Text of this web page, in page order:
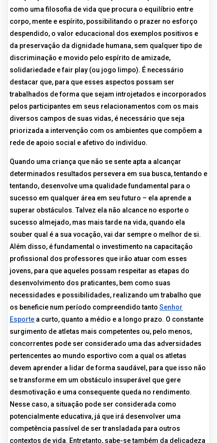
como uma filosofia de vida que procura o equilíbrio entre
corpo, mente e espírito, possibilitando o prazer no esforço
despendido, o valor educacional dos exemplos positivos e
da preservação da dignidade humana, sem qualquer tipo de
discriminação e movido pelo espírito de amizade,
solidariedade e fair play (ou jogo limpo). É necessário
destacar que, para que esses aspectos possam ser
trabalhados de forma que sejam introjetados e incorporados
pelos participantes em seus relacionamentos com os mais
diversos campos de suas vidas, é necessário que seja
priorizada a intervenção com os ambientes que compõem a
rede de apoio social e afetivo do indivíduo.
Quando uma criança que não se sente apta a alcançar
determinados resultados persevera em sua busca, tentando e
tentando, desenvolve uma qualidade fundamental para o
sucesso em qualquer área em seu futuro – ela aprende a
superar obstáculos. Talvez ela não alcance no esporte o
sucesso almejado, mas mais tarde na vida, quando ela
souber qual é a sua vocação, vai dar sempre o melhor de si.
Além disso, é fundamental o investimento na capacitação
profissional dos professores que irão atuar com esses
jovens, para que aqueles possam respeitar as etapas do
desenvolvimento dos praticantes, bem como suas
necessidades e possibilidades, realizando um trabalho que
os beneficie num período compreendido tanto Senhor
Esporte a curto, quanto a médio e a longo prazo. O constante
surgimento de atletas mais competentes ou, pelo menos,
concorrentes pode ser considerado uma das adversidades
pertencentes ao mundo esportivo com a qual os atletas
devem aprender a lidar de forma saudável, para que isso não
se transforme em um obstáculo insuperável que gere
desmotivação e uma consequente queda no rendimento.
Nesse caso, a situação pode ser considerada como
potencialmente educativa, já que irá desenvolver uma
competência passível de ser transladada para outros
contextos de vida. Entretanto, sabe-se também da delicadeza